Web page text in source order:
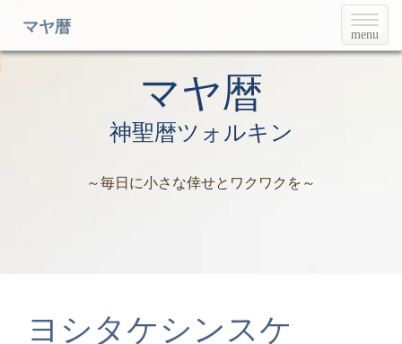
T
o
g
menu
マヤ暦
マヤ暦
神聖暦ツォルキン
～毎日に小さな倖せとワクワクを～
ヨシタケシンスケ